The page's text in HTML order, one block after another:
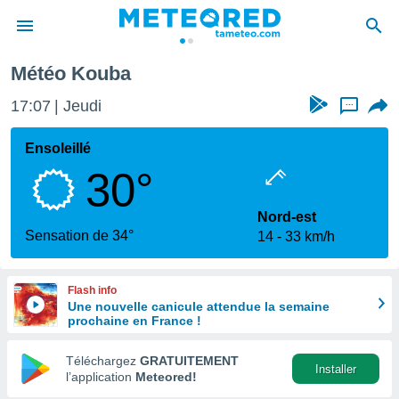
de
en
Météo Kouba
17:07 Jeudi ...
Ensoleillé
30°
Sensation de 34°
Nord-est
14
33 km/h
Flash info
Une nouvelle canicule attendue la semaine
prochaine en France !
Téléchargez GRATUITEMENT
l’application Meteored!
Installer